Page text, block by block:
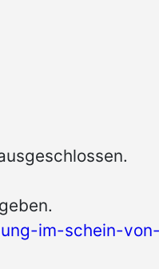
im-schein-